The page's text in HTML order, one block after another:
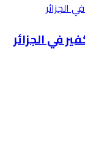
في الجزائر